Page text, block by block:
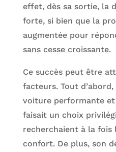
effet, dès sa sortie, la
forte, si bien que la
augmentée pour
sans cesse croissante.
Ce succès peut être
facteurs. Tout
voiture performante et
faisait un choix
recherchaient à la fois
confort. De plus, son